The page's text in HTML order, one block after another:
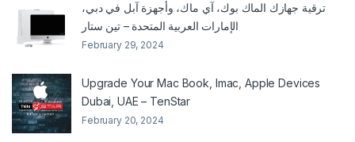
ترقية جهازك الماك بوك، آي ماك، وأجهزة آبل في دبي،
الإمارات العربية المتحدة – تين ستار
February 29, 2024
Upgrade Your Mac Book, Imac, Apple Devices
Dubai, UAE – TenStar
February 20, 2024